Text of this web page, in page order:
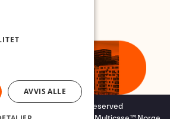
Foto.no - All rights reserved
AVVIS ALLE